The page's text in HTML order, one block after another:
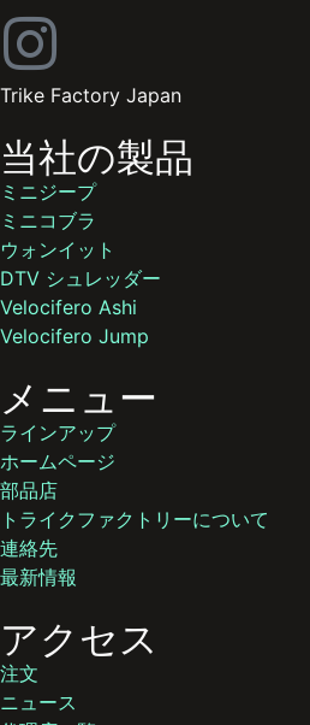
Trike Factory Japan
当社の製品
ミニジープ
ミニコブラ
ウォンイット
DTV シュレッダー
Velocifero Ashi
Velocifero Jump
メニュー
ラインアップ
ホームページ
部品店
トライクファクトリーについて
連絡先
最新情報
アクセス
注文
ニュース